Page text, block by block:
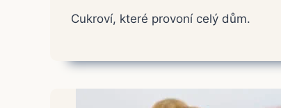
Cukroví, které provoní celý dům.